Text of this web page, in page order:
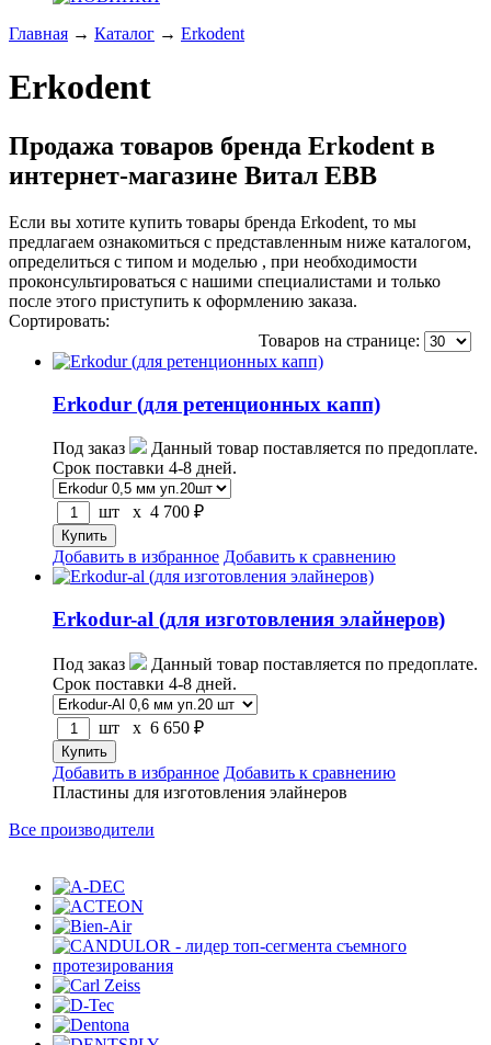
Главная → Каталог → Erkodent
Erkodent
Продажа товаров бренда Erkodent в
интернет-магазине Витал ЕВВ
Если вы хотите купить товары бренда Erkodent, то мы
предлагаем ознакомиться с представленным ниже каталогом,
определиться с типом и моделью , при необходимости
проконсультироваться с нашими специалистами и только
после этого приступить к оформлению заказа.
Сортировать:
Товаров на странице:
Erkodur (для ретенционных капп)
Под заказ
Данный товар поставляется по предоплате.
Срок поставки 4-8 дней.
шт x 4 700 ₽
Добавить в избранное Добавить к сравнению
Erkodur-al (для изготовления элайнеров)
Под заказ
Данный товар поставляется по предоплате.
Срок поставки 4-8 дней.
шт x 6 650 ₽
Добавить в избранное Добавить к сравнению
Пластины для изготовления элайнеров
Все производители